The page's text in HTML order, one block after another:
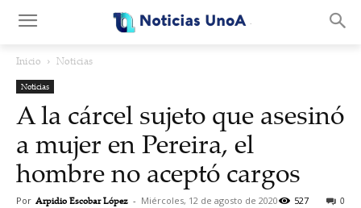
Inicio Noticias
Noticias
A la cárcel sujeto que asesinó
a mujer en Pereira, el
hombre no aceptó cargos
Por Arpidio Escobar López - Miércoles, 12 de agosto de 2020 0
527